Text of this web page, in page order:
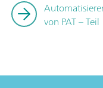
von PAT – Teil